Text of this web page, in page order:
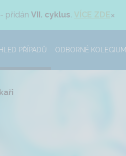
přidán VII. cyklus. VÍCE ZDE×
PŘÍPADŮ ODBORNÉ KOLEGIUM